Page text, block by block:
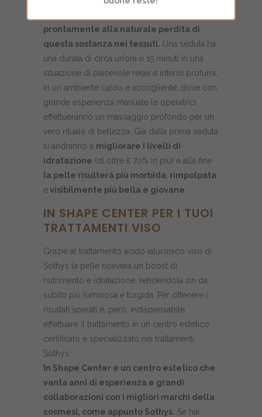
prontamente alla naturale perdita di
questa sostanza nei tessuti. Una seduta ha
una durata di circa un’ora e 15 minuti in una
situazione di piacevole relax e intensi profumi,
in un ambiente caldo e accogliente, dove con
grande esperienza manuale le operatrici
effettueranno un massaggio profondo per un
vero rituale di bellezza. Già dalla prima seduta
si andranno a migliorare i livelli di
idratazione (di oltre il 70% in più) e alla fine
la pelle risulterà più morbida rimpolpata
evisibilmente più bella e giovane
IN SHAPE CENTER PER I TUOI
TRATTAMENTI VISO
Grazie al trattamento acido ialuronico viso di
Sothys la pelle riceverà un boost di
nutrimento e idratazione, rendendola sin da
subito più luminosa e turgida. Per ottenere i
risultati sperati è, però, indispensabile
effettuare il trattamento in un centro estetico
certificato e specializzato nei trattamenti
Sothys.
In Shape Center è un centro estetico che
vanta anni di esperienza e grandi
collaborazioni con i migliori marchi della
cosmesi, come appunto Sothys. Se hai